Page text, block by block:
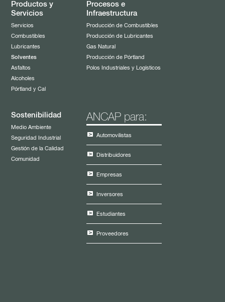
Productos y
Servicios
Servicios
Combustibles
Lubricantes
Solventes
Asfaltos
Alcoholes
Pórtland y Cal
Procesos e
Infraestructura
Producción de Combustibles
Producción de Lubricantes
Gas Natural
Producción de Pórtland
Polos Industriales y Logísticos
Sostenibilidad
Medio Ambiente
Seguridad Industrial
Gestión de la Calidad
Comunidad
ANCAP para:
Automovilistas
Distribuidores
Empresas
Inversores
Estudiantes
Proveedores